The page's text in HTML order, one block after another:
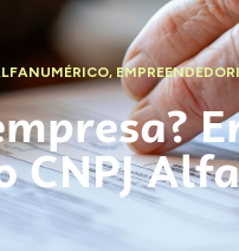
,
CNPJ